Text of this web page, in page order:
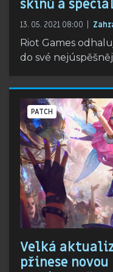
skinů a
13. 05. 2021 08:00
Riot Games
do své
PATCH
Velká
přinese